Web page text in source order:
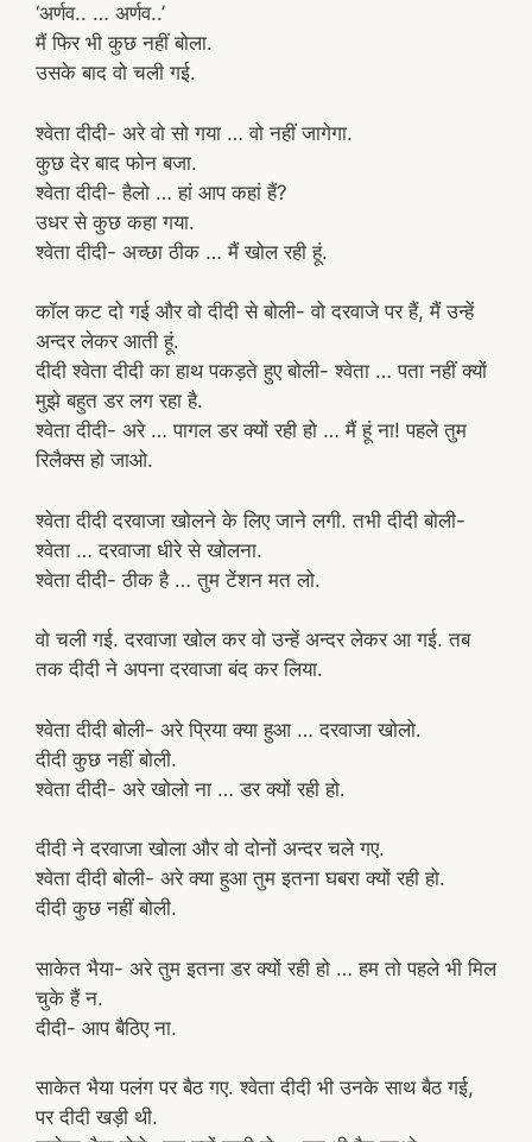
‘अर्णव.. … अर्णव..’
मैं फिर भी कुछ नहीं बोला.
उसके बाद वो चली गई.
श्वेता दीदी- अरे वो सो गया … वो नहीं जागेगा.
कुछ देर बाद फोन बजा.
श्वेता दीदी- हैलो … हां आप कहां हैं?
उधर से कुछ कहा गया.
श्वेता दीदी- अच्छा ठीक … मैं खोल रही हूं.
कॉल कट दो गई और वो दीदी से बोली- वो दरवाजे पर हैं, मैं उन्हें
अन्दर लेकर आती हूं.
दीदी श्वेता दीदी का हाथ पकड़ते हुए बोली- श्वेता … पता नहीं क्यों
मुझे बहुत डर लग रहा है.
श्वेता दीदी- अरे … पागल डर क्यों रही हो … मैं हूं ना! पहले तुम
रिलैक्स हो जाओ.
श्वेता दीदी दरवाजा खोलने के लिए जाने लगी. तभी दीदी बोली-
श्वेता … दरवाजा धीरे से खोलना.
श्वेता दीदी- ठीक है … तुम टेंशन मत लो.
वो चली गई. दरवाजा खोल कर वो उन्हें अन्दर लेकर आ गई. तब
तक दीदी ने अपना दरवाजा बंद कर लिया.
श्वेता दीदी बोली- अरे प्रिया क्या हुआ … दरवाजा खोलो.
दीदी कुछ नहीं बोली.
श्वेता दीदी- अरे खोलो ना … डर क्यों रही हो.
दीदी ने दरवाजा खोला और वो दोनों अन्दर चले गए.
श्वेता दीदी बोली- अरे क्या हुआ तुम इतना घबरा क्यों रही हो.
दीदी कुछ नहीं बोली.
साकेत भैया- अरे तुम इतना डर क्यों रही हो … हम तो पहले भी मिल
चुके हैं न.
दीदी- आप बैठिए ना.
साकेत भैया पलंग पर बैठ गए. श्वेता दीदी भी उनके साथ बैठ गई,
पर दीदी खड़ी थी.